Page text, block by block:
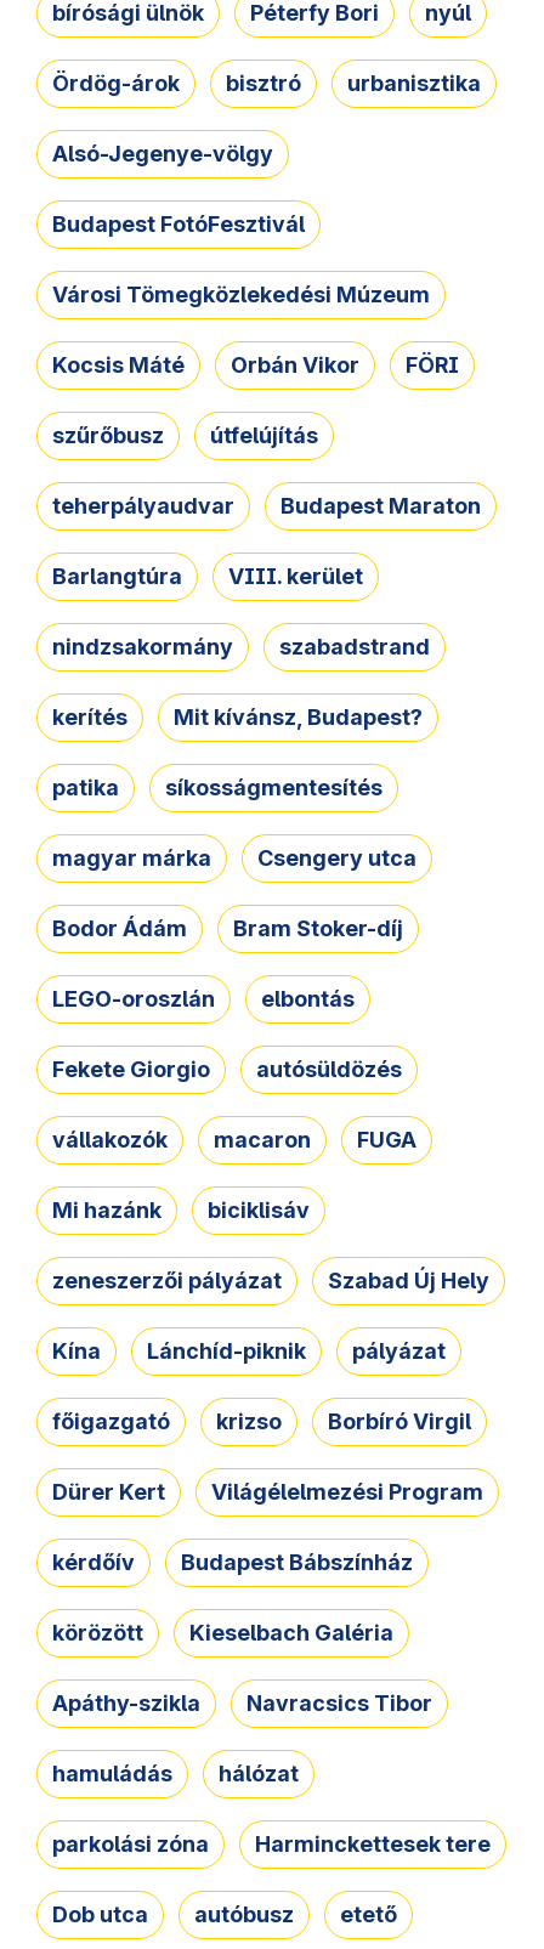
bírósági ülnök Péterfy Bori nyúl
Ördög-árok bisztró urbanisztika
Alsó-Jegenye-völgy
Budapest FotóFesztivál
Városi Tömegközlekedési Múzeum
Kocsis Máté Orbán Vikor FÖRI
szűrőbusz útfelújítás
teherpályaudvar Budapest Maraton
Barlangtúra VIII. kerület
nindzsakormány szabadstrand
kerítés Mit kívánsz, Budapest?
patika síkosságmentesítés
magyar márka Csengery utca
Bodor Ádám Bram Stoker-díj
LEGO-oroszlán elbontás
Fekete Giorgio autósüldözés
vállakozók macaron FUGA
Mi hazánk biciklisáv
zeneszerzői pályázat Szabad Új Hely
Kína Lánchíd-piknik pályázat
főigazgató krizso Borbíró Virgil
Dürer Kert Világélelmezési Program
kérdőív Budapest Bábszínház
körözött Kieselbach Galéria
Apáthy-szikla Navracsics Tibor
hamuládás hálózat
parkolási zóna Harminckettesek tere
Dob utca autóbusz etető